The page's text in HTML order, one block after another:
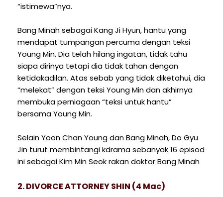
“istimewa”nya.
Bang Minah sebagai Kang Ji Hyun, hantu yang
mendapat tumpangan percuma dengan teksi
Young Min. Dia telah hilang ingatan, tidak tahu
siapa dirinya tetapi dia tidak tahan dengan
ketidakadilan. Atas sebab yang tidak diketahui, dia
“melekat” dengan teksi Young Min dan akhirnya
membuka perniagaan “teksi untuk hantu”
bersama Young Min.
Selain Yoon Chan Young dan Bang Minah, Do Gyu
Jin turut membintangi kdrama sebanyak 16 episod
ini sebagai Kim Min Seok rakan doktor Bang Minah
2. DIVORCE ATTORNEY SHIN (4 Mac)